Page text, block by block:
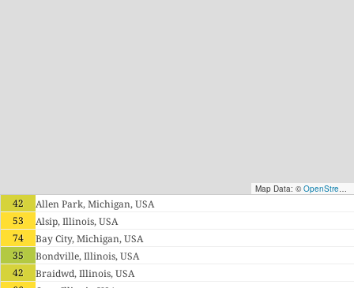
Map Data: © OpenStreetMap contributors
42
Allen Park, Michigan, USA
53
Alsip, Illinois, USA
74
Bay City, Michigan, USA
35
Bondville, Illinois, USA
42
Braidwd, Illinois, USA